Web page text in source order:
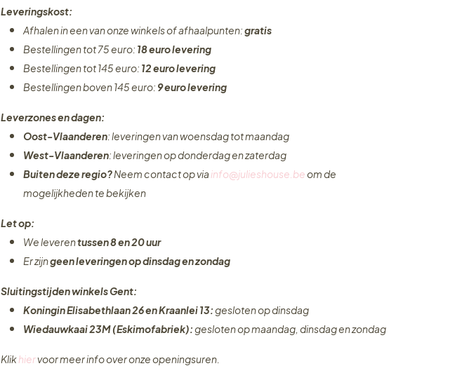
Leveringskost:
Afhalen in een van onze winkels of afhaalpunten:gratis
Bestellingen tot 75 euro: 18 euro levering
Bestellingen tot 145 euro: 12 euro levering
Bestellingen boven 145 euro: 9 euro levering
Leverzones en dagen:
Oost-Vlaanderen: leveringen van woensdag tot maandag
West-Vlaanderen: leveringen op donderdag en zaterdag
Buiten deze regio?Neem contact op via info@julieshouse.beom de
mogelijkheden te bekijken
Let op:
We leverentussen 8 en 20 uur
Er zijngeen leveringenop dinsdag en zondag
Sluitingstijden winkels Gent:
Koningin Elisabethlaan 26 en Kraanlei 13:gesloten op dinsdag
Wiedauwkaai 23M (Eskimofabriek):gesloten op maandag, dinsdag en zondag
Klikhiervoor meer info over onze openingsuren.